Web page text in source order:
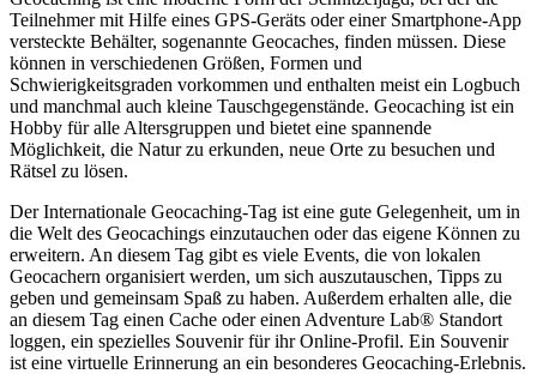
Teilnehmer mit Hilfe eines GPS-Geräts oder einer Smartphone-App
versteckte Behälter, sogenannte Geocaches, finden müssen. Diese
können in verschiedenen Größen, Formen und
Schwierigkeitsgraden vorkommen und enthalten meist ein Logbuch
und manchmal auch kleine Tauschgegenstände. Geocaching ist ein
Hobby für alle Altersgruppen und bietet eine spannende
Möglichkeit, die Natur zu erkunden, neue Orte zu besuchen und
Rätsel zu lösen.
Der Internationale Geocaching-Tag ist eine gute Gelegenheit, um in
die Welt des Geocachings einzutauchen oder das eigene Können zu
erweitern. An diesem Tag gibt es viele Events, die von lokalen
Geocachern organisiert werden, um sich auszutauschen, Tipps zu
geben und gemeinsam Spaß zu haben. Außerdem erhalten alle, die
an diesem Tag einen Cache oder einen Adventure Lab® Standort
loggen, ein spezielles Souvenir für ihr Online-Profil. Ein Souvenir
ist eine virtuelle Erinnerung an ein besonderes Geocaching-Erlebnis.